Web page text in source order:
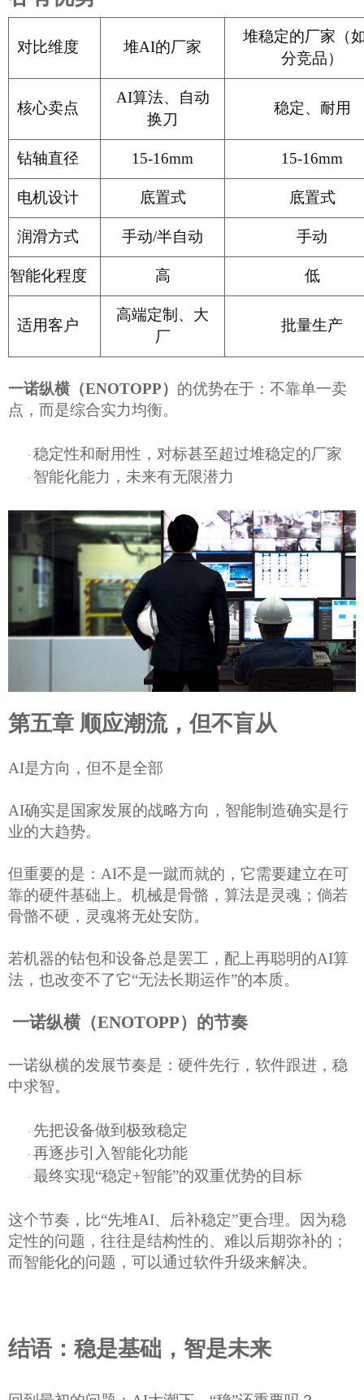
对比维度 堆AI的厂家
堆稳定的厂家（
分竞品）
核心卖点
AI算法、自动
换刀
稳定、耐用
钻轴直径 15-16mm 15-16mm
电机设计 底置式 底置式
润滑方式 手动/半自动 手动
智能化程度 高 低
适用客户
高端定制、大
厂
批量生产
一诺纵横 （ENOTOPP） 的优势在于： 不靠单一卖
点，而是综合实力均衡。
· 稳定性和耐用性，对标甚至超过堆稳定的厂家
· 智能化能力，未来有无限潜力
第五章 顺应潮流，但不盲从
AI是方向，但不是全部
AI确实是国家发展的战略方向，智能制造确实是行
业的大趋势。
但重要的是： AI不是一蹴而就的，它需要建立在可
靠的硬件基础上。 机械是骨骼，算法是灵魂；倘若
骨骼不硬，灵魂将无处安防。
若机器的钻包和设备总是罢工 ，配上再聪明的AI算
法，也改变不了它“无法长期运作”的本质。
一诺纵横（ENOTOPP） 的节奏
一诺纵横的发展节奏是：硬件先行，软件跟进，稳
中求智。
· 先把设备做到极致稳定
· 再逐步引入智能化功能
· 最终实现“稳定+智能”的双重优势的目标
这个节奏，比“先堆AI、后补稳定”更合理。因为稳
定性的问题，往往是结构性的、难以后期弥补的；
而智能化的问题，可以通过软件升级来解决。
结语：稳是基础，智是未来